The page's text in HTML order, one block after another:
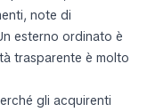
note di
esterno ordinato è
trasparente è molto
gli acquirenti